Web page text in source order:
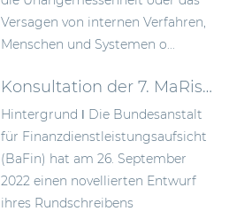
Versagen von internen Verfahren,
Menschen und Systemen o...
Konsultation der 7. MaRisk-Novelle
Hintergrund ǀ Die Bundesanstalt
für Finanzdienstleistungsaufsicht
(BaFin) hat am 26. September
2022 einen novellierten Entwurf
ihres Rundschreibens